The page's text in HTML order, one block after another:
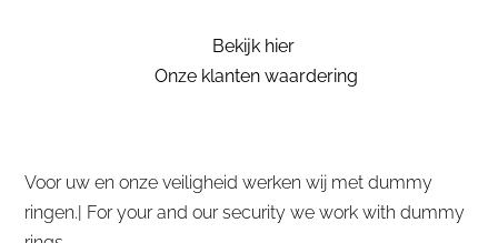
Bekijk hier
Onze klanten waardering
Voor uw en onze veiligheid werken wij met dummy
ringen.| For your and our security we work with dummy